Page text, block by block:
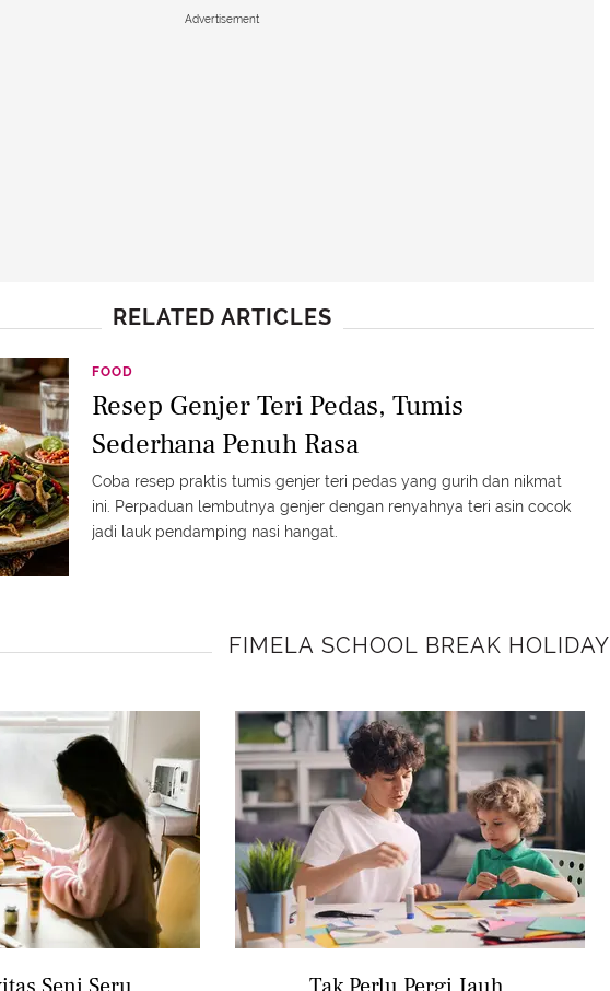
Advertisement
RELATED ARTICLES
FOOD
Resep Genjer Teri Pedas, Tumis
Sederhana Penuh Rasa
Coba resep praktis tumis genjer teri pedas yang gurih dan nikmat
ini. Perpaduan lembutnya genjer dengan renyahnya teri asin cocok
jadi lauk pendamping nasi hangat.
FIMELA SCHOOL BREAK HOLIDAY